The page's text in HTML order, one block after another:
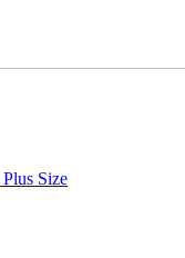
Plus Size